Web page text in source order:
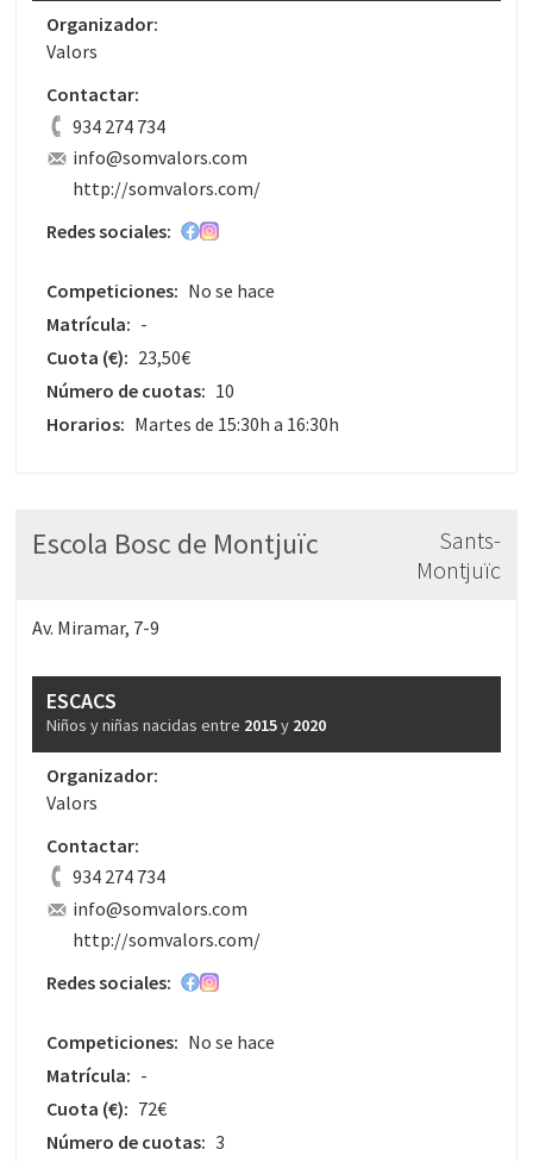
Organizador:
Valors
Contactar:
934 274 734
info@somvalors.com
http://somvalors.com/
Redes sociales:
Competiciones: No se hace
Matrícula: -
Cuota (€): 23,50€
Número de cuotas: 10
Horarios: Martes de 15:30h a 16:30h
Escola Bosc de Montjuïc
Sants-
Montjuïc
Av. Miramar, 7-9
ESCACS
Niños y niñas nacidas entre 2015y 2020
Organizador:
Valors
Contactar:
934 274 734
info@somvalors.com
http://somvalors.com/
Redes sociales:
Competiciones: No se hace
Matrícula: -
Cuota (€): 72€
Número de cuotas: 3